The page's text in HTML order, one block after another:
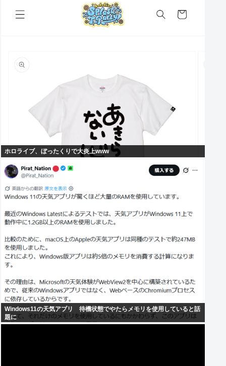
ホロライブ、ぼったくりで大炎上www
Windows11の天気アプリ 待機状態でやたらメモリを使用していると話
題に